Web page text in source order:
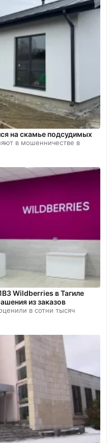
на скамье подсудимых
в мошенничестве в
Wildberries в Тагиле
из заказов
в сотни тысяч